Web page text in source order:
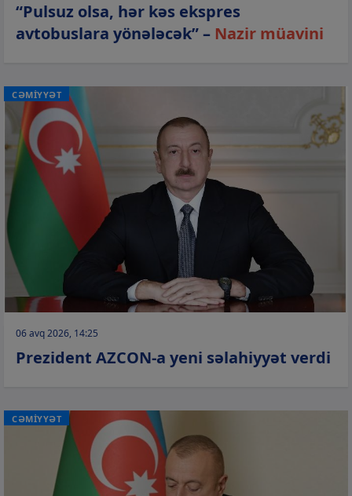
“Pulsuz olsa, hər kəs ekspres
avtobuslara yönələcək” – Nazir müavini
CƏMİYYƏT
06 avq 2026, 14:25
Prezident AZCON-a yeni səlahiyyət verdi
CƏMİYYƏT